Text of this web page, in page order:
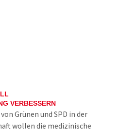
VERBESSERN
Grünen und SPD in der
wollen die medizinische